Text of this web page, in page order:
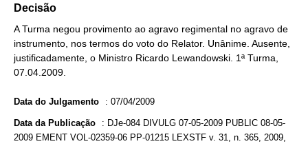
Decisão
A Turma negou provimento ao agravo regimental no agravo de
instrumento, nos termos do voto do Relator. Unânime. Ausente,
justificadamente, o Ministro Ricardo Lewandowski. 1ª Turma,
07.04.2009.
Data do Julgamento : 07/04/2009
Data da Publicação : DJe-084 DIVULG 07-05-2009 PUBLIC 08-05-
2009 EMENT VOL-02359-06 PP-01215 LEXSTF v. 31, n. 365, 2009,